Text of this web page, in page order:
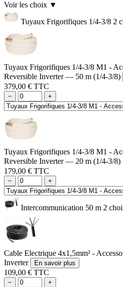
Voir les choix ▼
Tuyaux Frigorifiques 1/4-3/8 2
Tuyaux Frigorifiques 1/4-3/8 M1 -
Reversible Inverter — 50 m (1/4-3/8)
379,00 € TTC
− +
Tuyaux Frigorifiques 1/4-3/8 M1 -
Reversible Inverter — 20 m (1/4-3/8)
179,00 € TTC
− +
Intercommunication 50 m 2
Cable Electrique 4x1,5mm² -
Inverter
En savoir plus
109,00 € TTC
− +